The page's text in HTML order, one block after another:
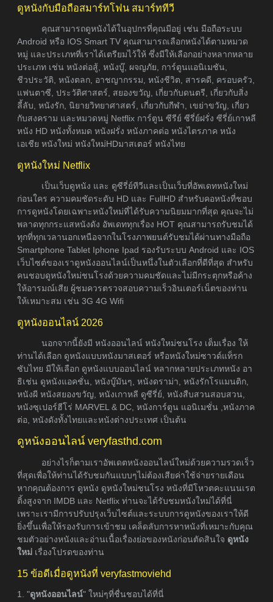
ดูหนังกับมือถือสมาร์ทโฟน สมาร์ททีวี
คุณสามารถดูหนังได้ในอุปกรที่คุณมีอยู่ เช่น มือถือระบบ
Android หรือ IOS Smart TV คุณสามารถเลือกหนังได้ตามหมวด
หมู่ และประเภทที่เราได้เตรียมไว้ให้ ซึ่งมีให้เลือกอย่างหลากหลาย
ประเภท เช่น หนังต่อสู้, หนังบู๊, ผจญภัย, การ์ตูนแอนิเมชัน,
ชีวประวัติ, หนังตลก, อาชญากรรม, หนังชีวิต, สารคดี, ครอบครัว,
แฟนตาซี, ประวัติศาสตร์, สยองขวัญ, เกี่ยวกับดนตรี, เกี่ยวกับสิ่ง
ลี้ลับ, หนังรัก, นิยายวิทยาศาสตร์, เกี่ยวกับกีฬา, เขย่าขวัญ, เกี่ยว
กับสงคราม และหมวดหมู่ Netflix การ์ตูน ซีรีย์ ซีรี่ย์ฝรั่ง ซีรี่ย์เกาหลี
หนัง HD หนังทั้งหมด หนังฝรั่ง หนังภาคต่อ หนังไตรภาค หนัง
เอเชีย หนังใหม่ หนังใหม่HDมาสเตอร์ หนังไทย
ดูหนังใหม่ Netflix
เป็นเว็บดูหนัง และ ดูซีรี่ย์ทีวีและเป็นเว็บที่อัพเดทหนังใหม่
ก่อนใคร ความคมชัดระดับ HD และ FullHD สำหรับคอหนังที่ชอบ
การดูหนังโดยเฉพาะหนังใหม่ที่ได้รับความนิยมมากที่สุด คุณจะไม่
พลาดทุกกระแสหนังดัง อัพเดททุกเรื่อง HOT คุณสามารถรับชมได้
ทุกที่ทุกเวลานอกเหนือจากในโรงภาพยนต์รับชมได้ผ่านทางมือถือ
Smartphone Tablet Iphone Ipad รองรับระบบ Android และ IOS
เว็บไซต์ของเราดูหนังออนไลน์เป็นหนึ่งในตัวเลือกที่ดีที่สุด สำหรับ
คนชอบดูหนังใหม่ชนโรงด้วยความคมชัดและไม่มีกระตุกหรือค้าง
ให้อารมณ์เสีย ผู้ชมควรตรวจสอบความเร็วอินเตอร์เน็ตของท่าน
ให้เหมาะสม เช่น 3G 4G Wifi
ดูหนังออนไลน์ 2026
นอกจากนี้ยังมี หนังออนไลน์ หนังใหม่ชนโรง เต็มเรื่อง ให้
ท่านได้เลือก ดูหนังแบบหนังมาสเตอร์ หรือหนังใหม่ซาวด์แท็รก
ซับไทย มีให้เลือก ดูหนังแบบออนไลน์ หลากหลายประเภทหนัง อา
ธิเช่น ดูหนังแอคชั่น, หนังบู๊มันๆ, หนังดราม่า, หนังรักโรแมนติก,
หนังผี หนังสยองขวัญ, หนังเกาหลี ดูซีรี่ย์, หนังสืบสวนสอบสวน,
หนังซุเปอร์ฮีโร่ MARVEL & DC, หนังการ์ตูน แอนิเมชั่น ,หนังภาค
ต่อ, หนังดังทั้งไทยและหนังต่างประเทศ เป็นต้น
ดูหนังออนไลน์ veryfasthd.com
อย่างไรก็ตามเราอัพเดตหนังออนไลน์ใหม่ด้วยความรวดเร็ว
ที่สุดเพื่อให้ท่านได้รับชมกันแบบๆไม่ต้องเสียค่าใช้จ่ายรายเดือน
หากคุณต้องการ ดูหนัง ดูหนังใหม่ชนโรง หนังที่มีโหวตคะแนนเรต
ติ้งสูงจาก IMDB และ Netflix ท่านจะได้รับชมหนังใหม่ได้ที่นี่
เพราะเรามีการปรับปรุงเว็บไซต์และระบบการดูหนังของเราให้ดี
ยิ่งขึ้นเพื่อให้รองรับการเข้าชม เคล็ดลับการหาหนังที่เหมาะกับคุณ
ชมตัวอย่างหนังและอ่านเนื้อเรื่องย่อของหนังก่อนตัดสินใจ ดูหนัง
ใหม่ เรื่องโปรดของท่าน
15 ข้อดีเมื่อดูหนังที่ veryfastmoviehd
1. "ดูหนังออนไลน์" ใหม่ๆที่ชื่นชอบได้ที่นี่